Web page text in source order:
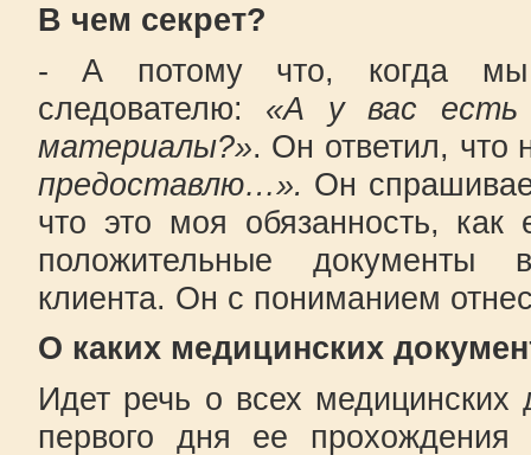
В чем секрет?
- А потому что, когда
следователю: «А у вас есть
материалы?». Он ответил, что
предоставлю…». Он
что это моя обязанность, как
положительные документы
клиента. Он с пониманием
О каких медицинских
Идет речь о всех медицинских
первого дня ее прохождения